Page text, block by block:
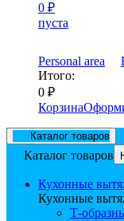
0 ₽
пуста
Personal area
Итого:
0 ₽
Корзина
Каталог товаров
Каталог товаров
Кухонные
Кухонные
Т-